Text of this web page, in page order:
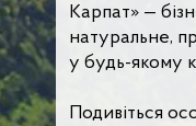
Карпат» —
натуральне,
у будь-якому
Подивіться